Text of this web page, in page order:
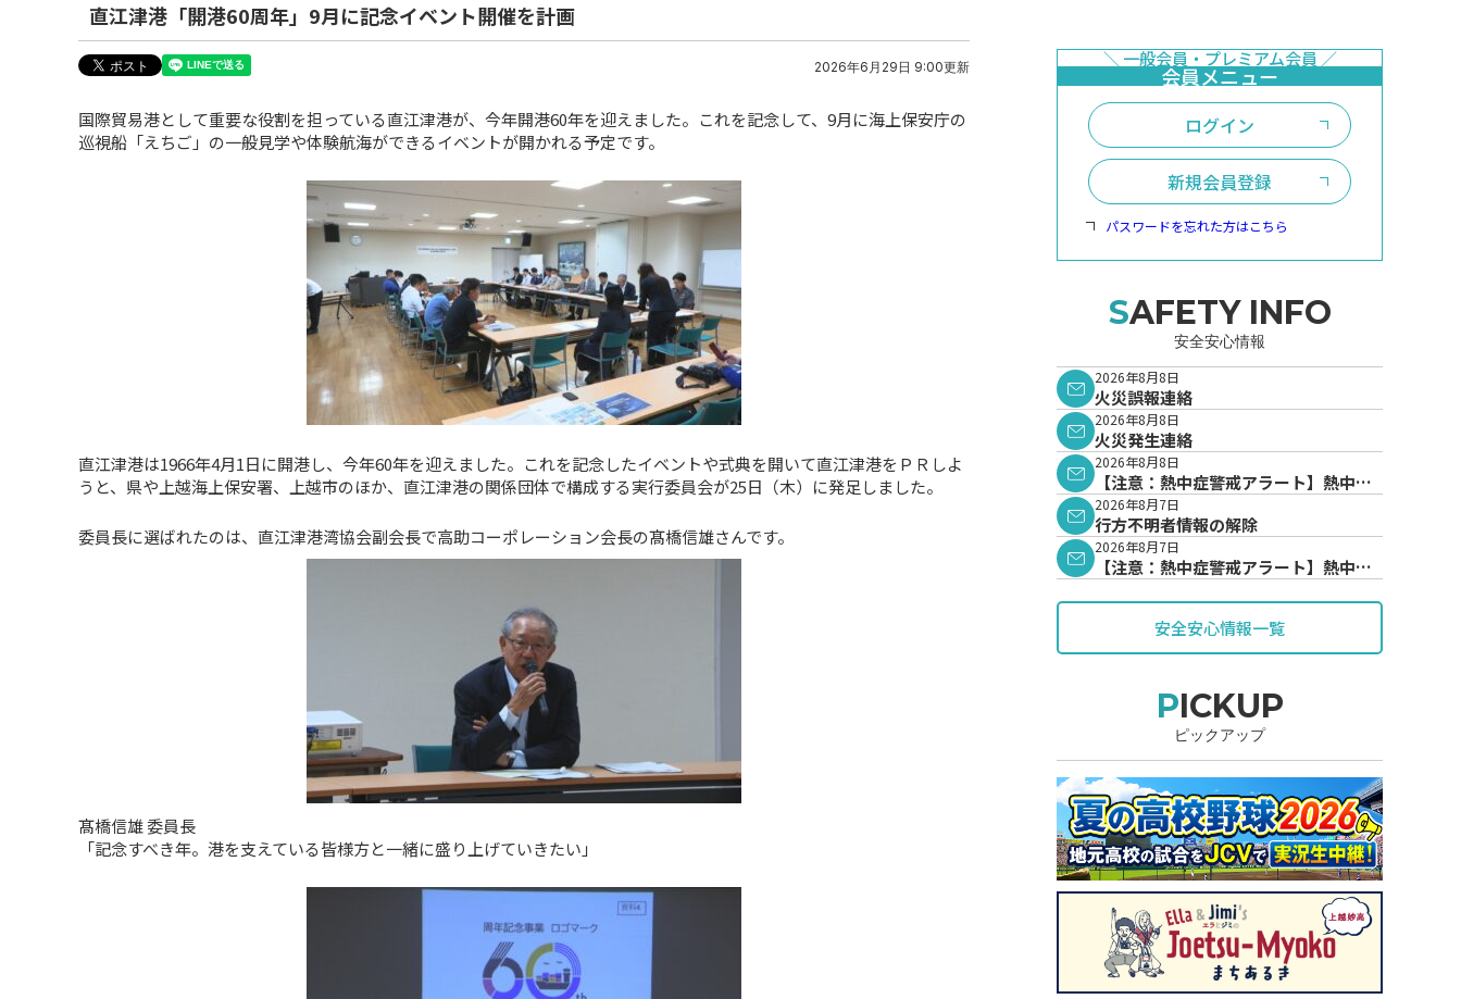
直江津港「開港60周年」9月に記念イベント開催を計画
2026年6月29日 9:00更新
国際貿易港として重要な役割を担っている直江津港が、今年開港60年を迎えました。これを記念して、9月に海上保安庁の
巡視船「えちご」の一般見学や体験航海ができるイベントが開かれる予定です。
直江津港は1966年4月1日に開港し、今年60年を迎えました。これを記念したイベントや式典を開いて直江津港をＰＲしよ
うと、県や上越海上保安署、上越市のほか、直江津港の関係団体で構成する実行委員会が25日（木）に発足しました。
委員長に選ばれたのは、直江津港湾協会副会長で高助コーポレーション会長の髙橋信雄さんです。
髙橋信雄 委員長
「記念すべき年。港を支えている皆様方と一緒に盛り上げていきたい」
ログイン
新規会員登録
パスワードを忘れた方はこちら
SAFETY INFO
安全安心情報
2026年8月8日
火災誤報連絡
2026年8月8日
火災発生連絡
2026年8月8日
【注意：熱中症警戒アラート】熱中症
警戒アラートが発表されています。
2026年8月7日
行方不明者情報の解除
2026年8月7日
【注意：熱中症警戒アラート】熱中症
安全安心情報一覧
PICKUP
ピックアップ